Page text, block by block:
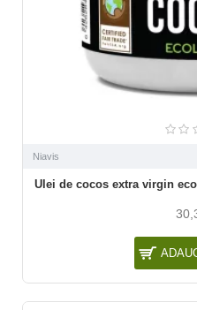
Niavis
Ulei de cocos extra virgin